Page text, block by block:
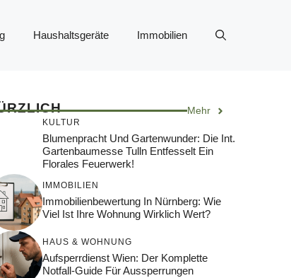
Haushaltsgeräte Immobilien
Mehr
KULTUR
Blumenpracht Und Gartenwunder: Die Int.
Gartenbaumesse Tulln Entfesselt Ein
Florales Feuerwerk!
IMMOBILIEN
Immobilienbewertung In Nürnberg: Wie
Viel Ist Ihre Wohnung Wirklich Wert?
HAUS & WOHNUNG
Aufsperrdienst Wien: Der Komplette
Notfall-Guide Für Aussperrungen